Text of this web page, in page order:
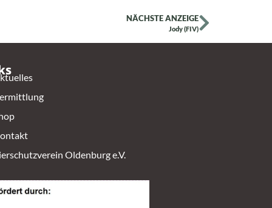
NÄCHSTE ANZEIGE
Jody (FIV)
Oldenburg e.V.